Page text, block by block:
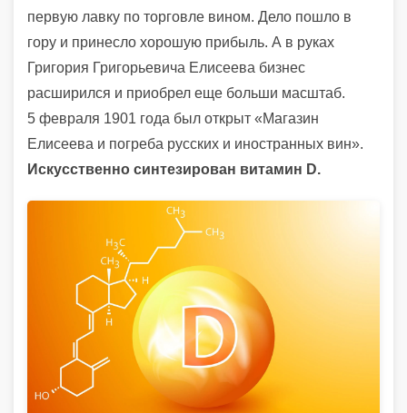
первую лавку по торговле вином. Дело пошло в
гору и принесло хорошую прибыль. А в руках
Григория Григорьевича Елисеева бизнес
расширился и приобрел еще больши масштаб.
5 февраля 1901 года был открыт «Магазин
Елисеева и погреба русских и иностранных вин».
Искусственно синтезирован витамин D.